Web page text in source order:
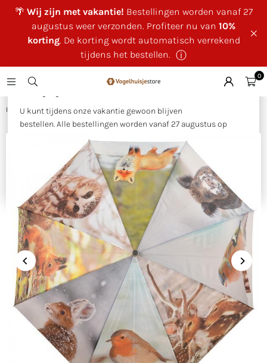
🌴 Wij zijn met vakantie! Bestellingen worden vanaf 27
augustus weer verzonden. Profiteer nu van 10%
korting. De korting wordt automatisch verrekend
tijdens het bestellen. ⓘ
×
U kunt tijdens onze vakantie gewoon blijven
bestellen. Alle bestellingen worden vanaf 27 augustus op
volgorde van binnenkomst verzonden.
Als bedankje voor uw geduld ontvangt u tijdens onze
10% korting op uw bestelling. Deze wordt
automatisch verrekend tijdens het bestellen.
0
Huis Paraplu winterprint